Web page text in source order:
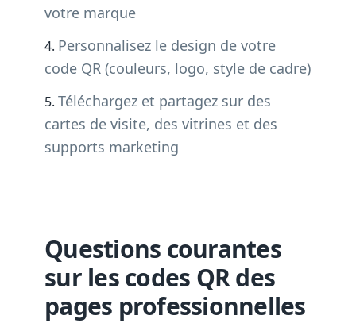
votre marque
Personnalisez le design de votre
code QR (couleurs, logo, style de cadre)
Téléchargez et partagez sur des
cartes de visite, des vitrines et des
supports marketing
Questions courantes
sur les codes QR des
pages professionnelles